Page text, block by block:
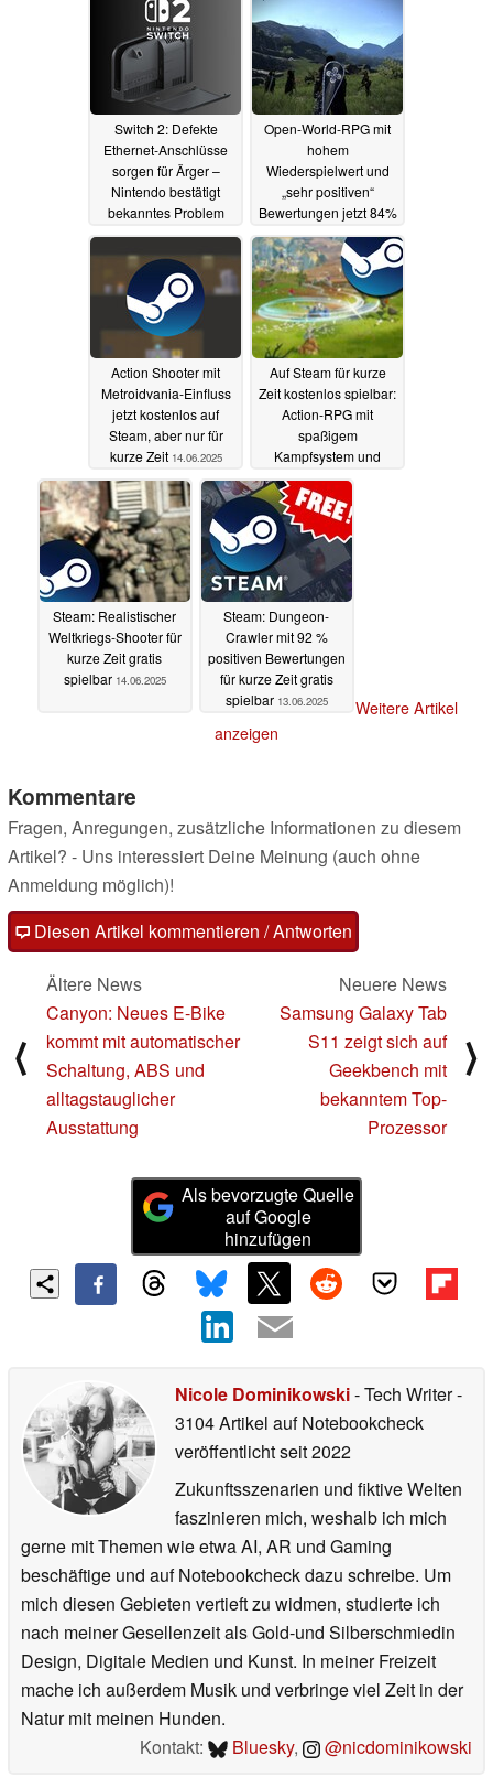
Switch 2: Defekte
Ethernet-Anschlüsse
sorgen für Ärger –
Nintendo bestätigt
bekanntes Problem
15.06.2025
Open-World-RPG mit
hohem
Wiederspielwert und
„sehr positiven“
Bewertungen jetzt 84%
günstiger auf Steam
und GOG14.06.2025
Action Shooter mit
Metroidvania-Einfluss
jetzt kostenlos auf
Steam, aber nur für
kurze Zeit 14.06.2025
Auf Steam für kurze
Zeit kostenlos spielbar:
Action-RPG mit
spaßigem
Kampfsystem und
jeder Menge Loot
14.06.2025
Steam: Realistischer
Weltkriegs-Shooter für
kurze Zeit gratis
spielbar 14.06.2025
Steam: Dungeon-
Crawler mit 92 %
positiven Bewertungen
für kurze Zeit gratis
spielbar 13.06.2025
Weitere Artikel
anzeigen
Kommentare
Fragen, Anregungen, zusätzliche Informationen zu diesem
Artikel? - Uns interessiert Deine Meinung (auch ohne
Anmeldung möglich)!
Diesen Artikel kommentieren / Antworten
⟨
Ältere News
Canyon: Neues E-Bike
kommt mit automatischer
Schaltung, ABS und
alltagstauglicher
Ausstattung
Neuere News
Samsung Galaxy Tab
S11 zeigt sich auf
Geekbench mit
bekanntem Top-
Prozessor
⟩
Als bevorzugte Quelle
auf Google
hinzufügen
Nicole Dominikowski- Tech Writer-
3104 Artikel auf Notebookcheck
veröffentlichtseit 2022
Zukunftsszenarien und fiktive Welten
faszinieren mich, weshalb ich mich
gerne mit Themen wie etwa AI, AR und Gaming
beschäftige und auf Notebookcheck dazu schreibe. Um
mich diesen Gebieten vertieft zu widmen, studierte ich
nach meiner Gesellenzeit als Gold-und Silberschmiedin
Design, Digitale Medien und Kunst. In meiner Freizeit
mache ich außerdem Musik und verbringe viel Zeit in der
Natur mit meinen Hunden.
Kontakt:
Bluesky, @nicdominikowski